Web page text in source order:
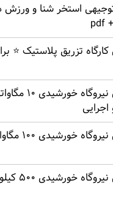
استخر شنا و
تزریق پلاستیک ⭐
طرح
طرح